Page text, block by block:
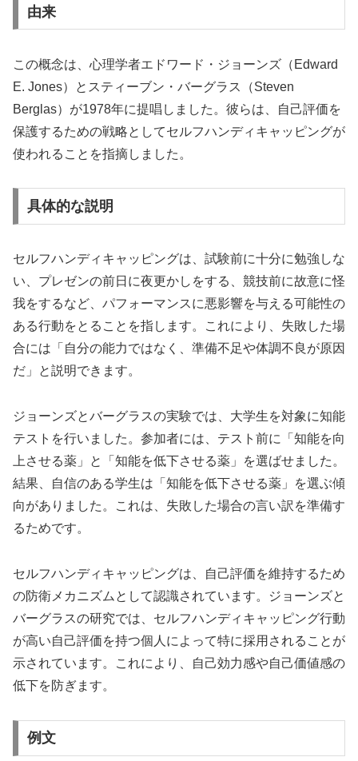
由来
この概念は、心理学者エドワード・ジョーンズ（Edward
E. Jones）とスティーブン・バーグラス（Steven
Berglas）が1978年に提唱しました。彼らは、自己評価を
保護するための戦略としてセルフハンディキャッピングが
使われることを指摘しました。
具体的な説明
セルフハンディキャッピングは、試験前に十分に勉強しな
い、プレゼンの前日に夜更かしをする、競技前に故意に怪
我をするなど、パフォーマンスに悪影響を与える可能性の
ある行動をとることを指します。これにより、失敗した場
合には「自分の能力ではなく、準備不足や体調不良が原因
だ」と説明できます。
ジョーンズとバーグラスの実験では、大学生を対象に知能
テストを行いました。参加者には、テスト前に「知能を向
上させる薬」と「知能を低下させる薬」を選ばせました。
結果、自信のある学生は「知能を低下させる薬」を選ぶ傾
向がありました。これは、失敗した場合の言い訳を準備す
るためです。
セルフハンディキャッピングは、自己評価を維持するため
の防衛メカニズムとして認識されています。ジョーンズと
バーグラスの研究では、セルフハンディキャッピング行動
が高い自己評価を持つ個人によって特に採用されることが
示されています。これにより、自己効力感や自己価値感の
低下を防ぎます。
例文